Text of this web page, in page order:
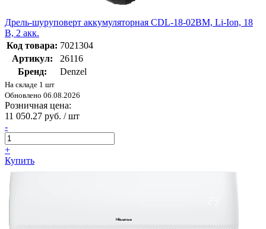
Дрель-шуруповерт аккумуляторная CDL-18-02BM, Li-Ion, 18
В, 2 акк.
Код товара: 7021304
Артикул:
26116
Бренд:
Denzel
На складе 1 шт
Обновлено 06.08.2026
Розничная цена:
11 050.27 руб. / шт
-
+
Купить